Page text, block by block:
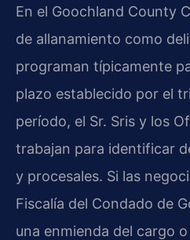
En el Goochland County
de allanamiento como
programan típicamente
plazo establecido por el
período, el Sr. Sris y los
trabajan para identificar
y procesales. Si las
Fiscalía del Condado de
una enmienda del cargo